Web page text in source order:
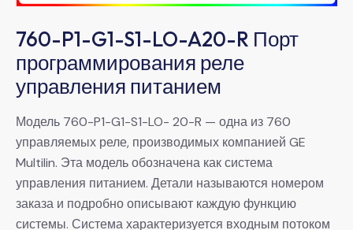
760-P1-G1-S1-LO-A20-R Порт
программирования реле
управления питанием
Модель 760-P1-G1-S1-LO- 20-R — одна из 760
управляемых реле, производимых компанией GE
Multilin. Эта модель обозначена как система
управления питанием. Детали называются номером
заказа и подробно описывают каждую функцию
системы. Система характеризуется входным потоком